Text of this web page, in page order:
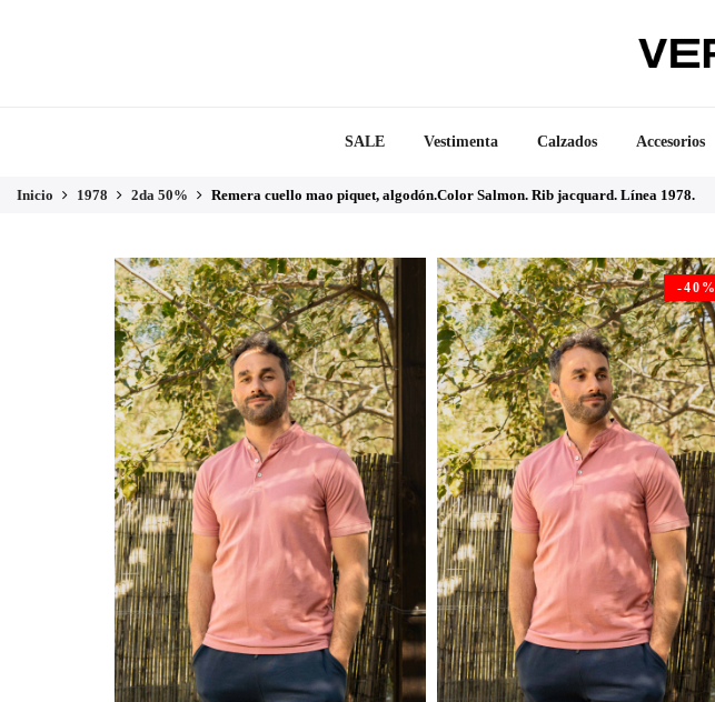
SALE Vestimenta Calzados Accesorios
Inicio 1978 2da 50% Remera cuello mao piquet, algodón.Color Salmon. Rib jacquard. Línea 1978.
-40%